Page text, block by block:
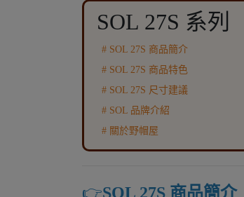
SOL 27S 系列
# SOL 27S 商品簡介
# SOL 27S 商品特色
# SOL 27S 尺寸建議
# SOL 品牌介紹
# 關於野帽屋
👉️SOL 27S 商品簡介